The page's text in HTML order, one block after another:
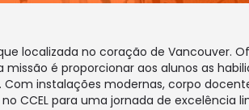
localizada no coração de Vancouver.
é proporcionar aos alunos as
instalações modernas, corpo
CCEL para uma jornada de excelência